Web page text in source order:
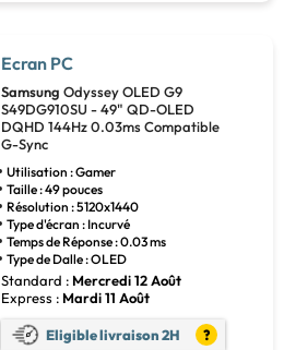
Ecran PC
Samsung Odyssey OLED G9
S49DG910SU - 49" QD-OLED
DQHD 144Hz 0.03ms Compatible
G-Sync
Utilisation : Gamer
Taille : 49 pouces
Résolution : 5120x1440
Type d'écran : Incurvé
Temps de Réponse : 0.03 ms
Type de Dalle : OLED
Standard : Mercredi 12 Août
Express : Mardi 11 Août
Eligible livraison 2H ?